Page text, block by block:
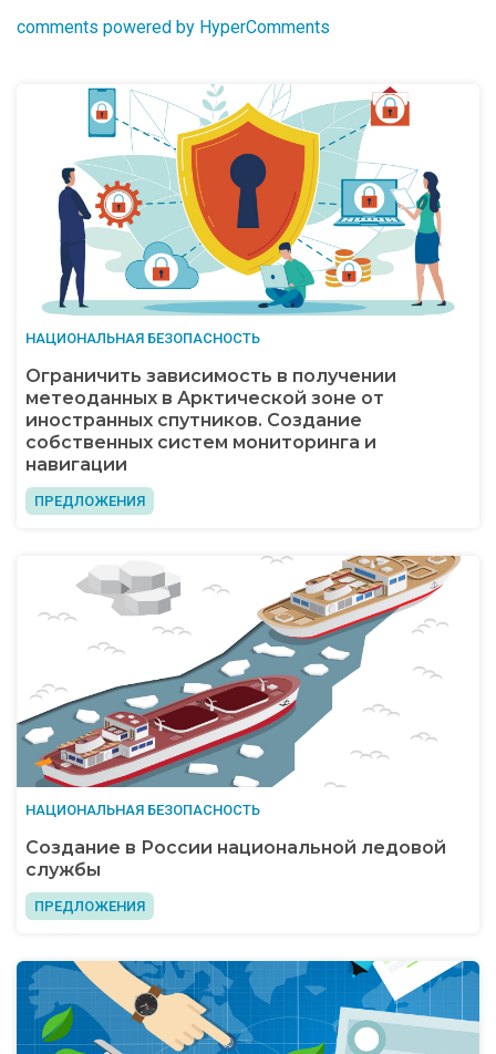
comments powered by HyperComments
НАЦИОНАЛЬНАЯ БЕЗОПАСНОСТЬ
Ограничить зависимость в получении
метеоданных в Арктической зоне от
иностранных спутников. Создание
собственных систем мониторинга и
навигации
ПРЕДЛОЖЕНИЯ
НАЦИОНАЛЬНАЯ БЕЗОПАСНОСТЬ
Создание в России национальной ледовой
службы
ПРЕДЛОЖЕНИЯ